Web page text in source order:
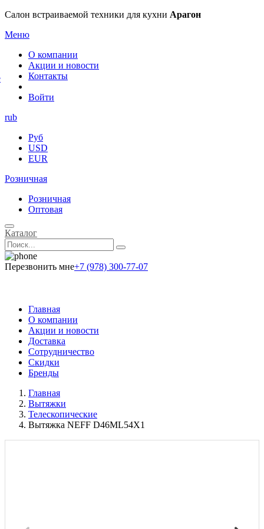
Салон встраиваемой техники для кухни Арагон
Меню
О компании
Акции и новости
Контакты
Войти
rub
Руб
USD
EUR
Розничная
Розничная
Оптовая
Каталог
Перезвонить мне+7 (978) 300-77-07
Главная
О компании
Акции и новости
Доставка
Сотрудничество
Скидки
Бренды
Главная
Вытяжки
Телескопические
Вытяжка NEFF D46ML54X1